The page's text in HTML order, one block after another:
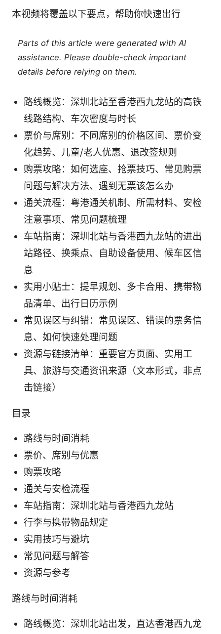
本视频将覆盖以下要点，帮助你快速出行
Parts of this article were generated with AI
assistance. Please double-check important
details before relying on them.
路线概览：深圳北站至香港西九龙站的高铁
线路结构、车次密度与时长
票价与席别：不同席别的价格区间、票价变
化趋势、儿童/老人优惠、退改签规则
购票攻略：如何选座、抢票技巧、常见购票
问题与解决方法、遇到无票该怎么办
通关流程：粤港通关机制、所需材料、安检
注意事项、常见问题梳理
车站指南：深圳北站与香港西九龙站的进出
站路径、换乘点、自助设备使用、候车区信
息
实用小贴士：提早规划、多卡合用、携带物
品清单、出行日历示例
常见误区与纠错：常见误区、错误的票务信
息、如何快速处理问题
资源与链接清单：重要官方页面、实用工
具、旅游与交通资讯来源（文本形式，非点
击链接）
目录
路线与时间消耗
票价、席别与优惠
购票攻略
通关与安检流程
车站指南：深圳北站与香港西九龙站
行李与携带物品规定
实用技巧与避坑
常见问题与解答
资源与参考
路线与时间消耗
路线概览：深圳北站出发，直达香港西九龙